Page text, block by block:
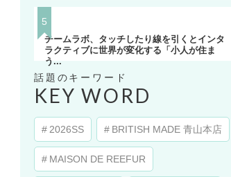
チームラボ、タッチしたり線を引くとインタ
ラクティブに世界が変化する「小人が住ま
う...
KEY WORD
2026SS BRITISH MADE 青山本店
MAISON DE REEFUR